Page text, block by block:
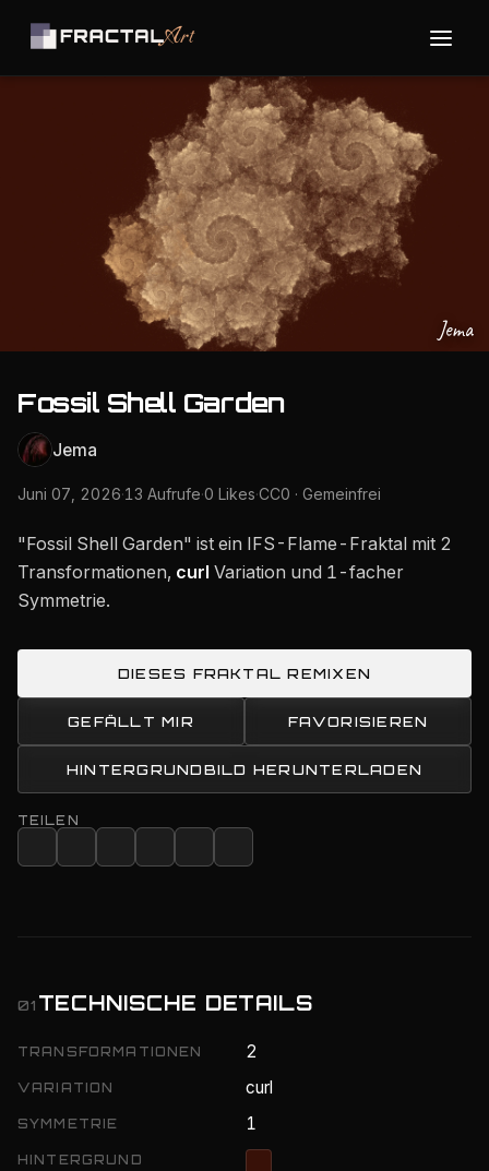
Jema
Fossil Shell Garden
Jema
Juni 07, 2026·13 Aufrufe·0 Likes·CC0 · Gemeinfrei
"Fossil Shell Garden" ist ein IFS-Flame-Fraktal mit 2
Transformationen, curl Variation und 1-facher
Symmetrie.
DIESES FRAKTAL REMIXEN
GEFÄLLT MIR FAVORISIEREN
HINTERGRUNDBILD HERUNTERLADEN
TEILEN
01 TECHNISCHE DETAILS
TRANSFORMATIONEN 2
VARIATION curl
SYMMETRIE 1
HINTERGRUND